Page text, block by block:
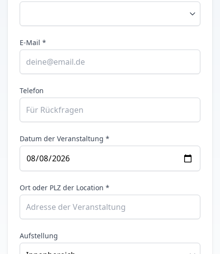
E-Mail *
Telefon
Datum der Veranstaltung *
Ort oder PLZ der Location *
Aufstellung